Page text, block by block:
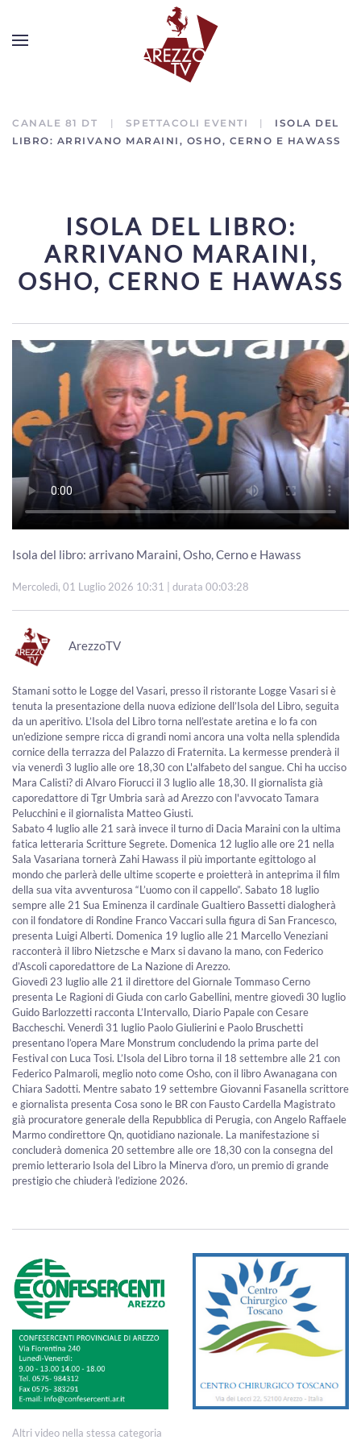
CANALE 81 DT SPETTACOLI EVENTI
ISOLA DEL
LIBRO: ARRIVANO MARAINI, OSHO, CERNO E HAWASS
ISOLA DEL LIBRO:
ARRIVANO MARAINI,
OSHO, CERNO E HAWASS
Isola del libro: arrivano Maraini, Osho, Cerno e Hawass
Mercoledì, 01 Luglio 2026 10:31 | durata 00:03:28
ArezzoTV
Stamani sotto le Logge del Vasari, presso il ristorante Logge Vasari si è
tenuta la presentazione della nuova edizione dell’Isola del Libro, seguita
da un aperitivo. L’Isola del Libro torna nell’estate aretina e lo fa con
un’edizione sempre ricca di grandi nomi ancora una volta nella splendida
cornice della terrazza del Palazzo di Fraternita. La kermesse prenderà il
via venerdì 3 luglio alle ore 18,30 con L'alfabeto del sangue. Chi ha ucciso
Mara Calisti? di Alvaro Fiorucci il 3 luglio alle 18,30. Il giornalista già
caporedattore di Tgr Umbria sarà ad Arezzo con l'avvocato Tamara
Pelucchini e il giornalista Matteo Giusti.
Sabato 4 luglio alle 21 sarà invece il turno di Dacia Maraini con la ultima
fatica letteraria Scritture Segrete. Domenica 12 luglio alle ore 21 nella
Sala Vasariana tornerà Zahi Hawass il più importante egittologo al
mondo che parlerà delle ultime scoperte e proietterà in anteprima il film
della sua vita avventurosa “L’uomo con il cappello”. Sabato 18 luglio
sempre alle 21 Sua Eminenza il cardinale Gualtiero Bassetti dialogherà
con il fondatore di Rondine Franco Vaccari sulla figura di San Francesco,
presenta Luigi Alberti. Domenica 19 luglio alle 21 Marcello Veneziani
racconterà il libro Nietzsche e Marx si davano la mano, con Federico
d’Ascoli caporedattore de La Nazione di Arezzo.
Giovedì 23 luglio alle 21 il direttore del Giornale Tommaso Cerno
presenta Le Ragioni di Giuda con carlo Gabellini, mentre giovedì 30 luglio
Guido Barlozzetti racconta L’Intervallo, Diario Papale con Cesare
Baccheschi. Venerdì 31 luglio Paolo Giulierini e Paolo Bruschetti
presentano l’opera Mare Monstrum concludendo la prima parte del
Festival con Luca Tosi. L’Isola del Libro torna il 18 settembre alle 21 con
Federico Palmaroli, meglio noto come Osho, con il libro Awanagana con
Chiara Sadotti. Mentre sabato 19 settembre Giovanni Fasanella scrittore
e giornalista presenta Cosa sono le BR con Fausto Cardella Magistrato
già procuratore generale della Repubblica di Perugia, con Angelo Raffaele
Marmo condirettore Qn, quotidiano nazionale. La manifestazione si
concluderà domenica 20 settembre alle ore 18,30 con la consegna del
premio letterario Isola del Libro la Minerva d’oro, un premio di grande
prestigio che chiuderà l’edizione 2026.
Altri video nella stessa categoria